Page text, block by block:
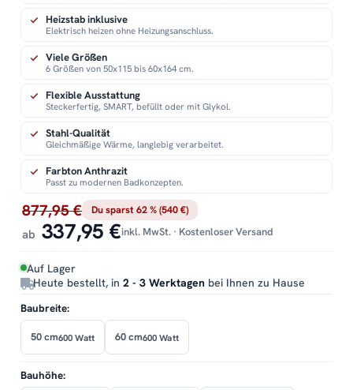
877,95 € Du sparst 62 % (540 €)
ab 337,95 €inkl. MwSt. · Kostenloser Versand
Auf Lager
Heute bestellt, in 2 - 3 Werktagen bei Ihnen zu Hause
Heizstab inklusive
Elektrisch heizen ohne Heizungsanschluss.
Viele Größen
6 Größen von 50x115 bis 60x164 cm.
Flexible Ausstattung
Steckerfertig, SMART, befüllt oder mit Glykol.
Stahl-Qualität
Gleichmäßige Wärme, langlebig verarbeitet.
Farbton Anthrazit
Passt zu modernen Badkonzepten.
Baubreite:
50 cm600 Watt 60 cm600 Watt
Bauhöhe: